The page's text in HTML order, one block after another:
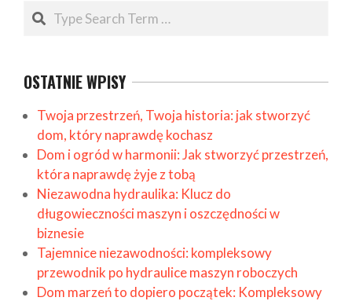
Search
OSTATNIE WPISY
Twoja przestrzeń, Twoja historia: jak stworzyć
dom, który naprawdę kochasz
Dom i ogród w harmonii: Jak stworzyć przestrzeń,
która naprawdę żyje z tobą
Niezawodna hydraulika: Klucz do
długowieczności maszyn i oszczędności w
biznesie
Tajemnice niezawodności: kompleksowy
przewodnik po hydraulice maszyn roboczych
Dom marzeń to dopiero początek: Kompleksowy